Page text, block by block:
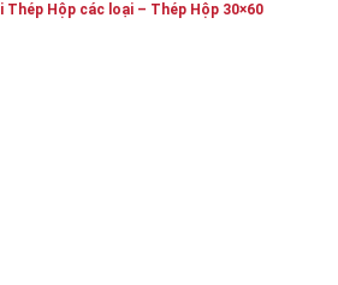
Hộp các loại – Thép Hộp 30×60